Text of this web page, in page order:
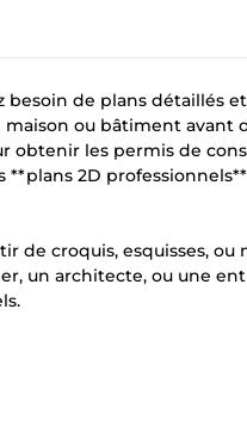
besoin de plans détaillés
ou bâtiment avant
obtenir les permis de
**plans 2D
de croquis, esquisses,
un architecte, ou une